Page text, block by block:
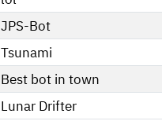
JPS-Bot
Tsunami
Best bot in town
Lunar Drifter